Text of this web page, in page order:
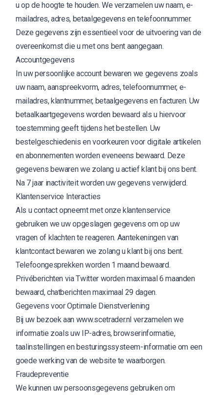
u op de hoogte te houden. We verzamelen uw naam, e-
mailadres, adres, betaalgegevens en telefoonnummer.
Deze gegevens zijn essentieel voor de uitvoering van de
overeenkomst die u met ons bent aangegaan.
Accountgegevens
In uw persoonlijke account bewaren we gegevens zoals
uw naam, aanspreekvorm, adres, telefoonnummer, e-
mailadres, klantnummer, betaalgegevens en facturen. Uw
betaalkaartgegevens worden bewaard als u hiervoor
toestemming geeft tijdens het bestellen. Uw
bestelgeschiedenis en voorkeuren voor digitale artikelen
en abonnementen worden eveneens bewaard. Deze
gegevens bewaren we zolang u actief klant bij ons bent.
Na 7 jaar inactiviteit worden uw gegevens verwijderd.
Klantenservice Interacties
Als u contact opneemt met onze klantenservice
gebruiken we uw opgeslagen gegevens om op uw
vragen of klachten te reageren. Aantekeningen van
klantcontact bewaren we zolang u klant bij ons bent.
Telefoongesprekken worden 1 maand bewaard.
Privéberichten via Twitter worden maximaal 6 maanden
bewaard, chatberichten maximaal 29 dagen.
Gegevens voor Optimale Dienstverlening
Bij uw bezoek aan www.scetrader.nl verzamelen we
informatie zoals uw IP-adres, browserinformatie,
taalinstellingen en besturingssysteem-informatie om een
goede werking van de website te waarborgen.
Fraudepreventie
We kunnen uw persoonsgegevens gebruiken om